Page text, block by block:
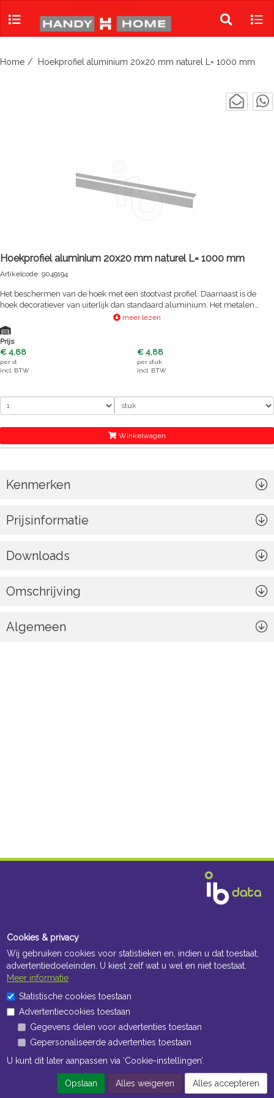
Toggle
search
Home Hoekprofiel aluminium 20x20 mm naturel L= 1000 mm
Hoekprofiel aluminium 20x20 mm naturel L= 1000 mm
Artikelcode: 9049194
Het beschermen van de hoek met een stootvast profiel. Daarnaast is de
hoek decoratiever van uiterlijk dan standaard aluminium. Het metalen
profiel is vochtbestendig en daarmee zowel binnen- als buitenshuis te
gebruiken. Onder andere te bevestigen met lijm/kit. Via een lijmwijzer kun
je de juiste lijm/kit selecteren. Afneembaar met vochtige doek en niet-
agressief schoonmaakmiddel.
meer lezen
Prijs
€ 4,88
per st
incl. BTW
€ 4,88
per stuk
incl. BTW
Winkelwagen
Kenmerken
Prijsinformatie
Downloads
Omschrijving
Algemeen
Cookies & privacy
Wij gebruiken cookies voor statistieken en, indien u dat toestaat,
advertentiedoeleinden. U kiest zelf wat u wel en niet toestaat.
Meer informatie
Statistische cookies toestaan
Advertentiecookies toestaan
Gegevens delen voor advertenties toestaan
Gepersonaliseerde advertenties toestaan
U kunt dit later aanpassen via ‘Cookie-instellingen’.
Opslaan Alles weigeren Alles accepteren